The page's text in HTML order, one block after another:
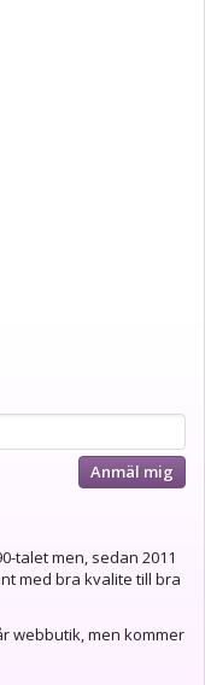
Anmäl mig
talet men, sedan 2011
med bra kvalite till bra
webbutik, men kommer